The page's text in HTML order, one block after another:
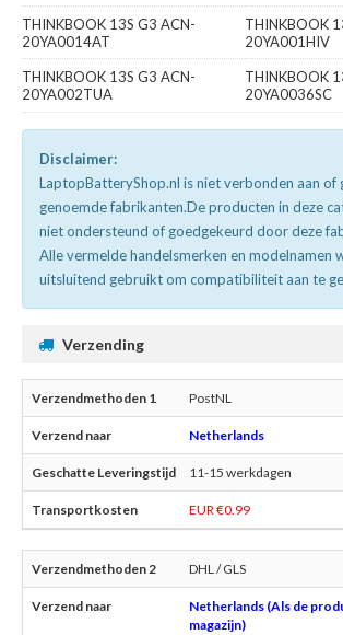
THINKBOOK 13S G3 ACN-
20YA0014AT
THINKBOOK
20YA001HIV
THINKBOOK 13S G3 ACN-
20YA002TUA
THINKBOOK
20YA0036SC
Disclaimer:
LaptopBatteryShop.nl is niet verbonden aan of
genoemde fabrikanten.De producten in deze
niet ondersteund of goedgekeurd door deze
Alle vermelde handelsmerken en modelnamen
uitsluitend gebruikt om compatibiliteit aan te
Verzending
PostNL
Netherlands
11-15 werkdagen
EUR €0.99
DHL / GLS
Netherlands (Als de
magazijn)